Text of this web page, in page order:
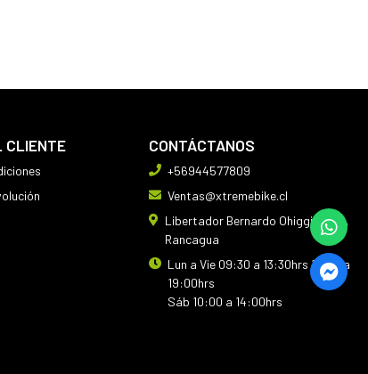
CLIENTE CONTÁCTANOS
+56944577809
Ventas@xtremebike.cl
Libertador Bernardo Ohiggins 410,
Rancagua
Lun a Vie 09:30 a 13:30hrs 14:30 a
19:00hrs
Sáb 10:00 a 14:00hrs